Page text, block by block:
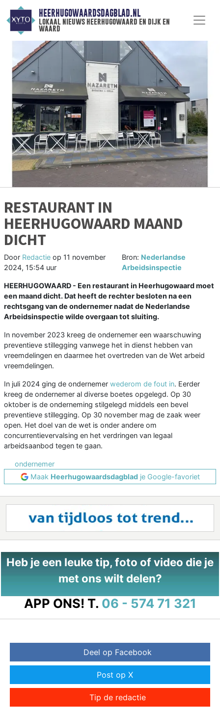
HEERHUGOWAARDSDAGBLAD.NL
lokaal nieuws heerhugowaard en dijk en
waard
RESTAURANT IN
HEERHUGOWAARD MAAND
DICHT
Door Redactie op 11 november
2024, 15:54 uur
Bron: Nederlandse
Arbeidsinspectie
HEERHUGOWAARD - Een restaurant in Heerhugowaard moet
een maand dicht. Dat heeft de rechter besloten na een
rechtsgang van de ondernemer nadat de Nederlandse
Arbeidsinspectie wilde overgaan tot sluiting.
In november 2023 kreeg de ondernemer een waarschuwing
preventieve stillegging vanwege het in dienst hebben van
vreemdelingen en daarmee het overtreden van de Wet arbeid
vreemdelingen.
In juli 2024 ging de ondernemer wederom de fout in. Eerder
kreeg de ondernemer al diverse boetes opgelegd. Op 30
oktober is de onderneming stilgelegd middels een bevel
preventieve stillegging. Op 30 november mag de zaak weer
open. Het doel van de wet is onder andere om
concurrentievervalsing en het verdringen van legaal
arbeidsaanbod tegen te gaan.
ondernemer
Maak Heerhugowaardsdagbladje Google-favoriet
Heb je een leuke tip, foto of video die je
met ons wilt delen?
APP ONS! T. 06 - 574 71 321
Deel op Facebook
Post op X
Tip de redactie